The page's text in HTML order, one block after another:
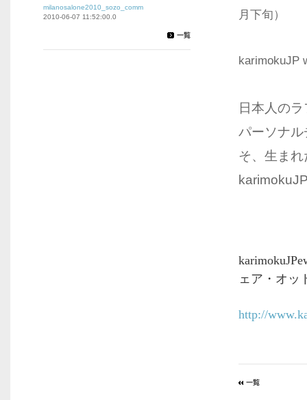
月下旬）
日本人の
パーソナ
そ、生ま
ェア・オッ
http://
milanosalone2010_sozo_comm
2010-06-07 11:52:00.0